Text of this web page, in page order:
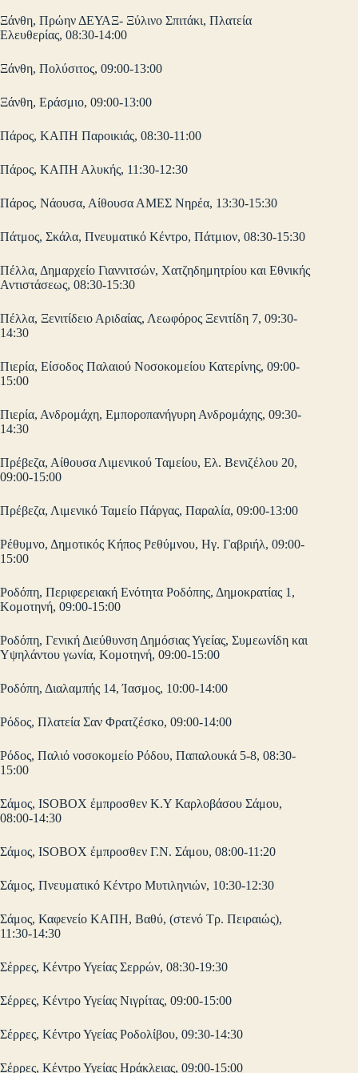
Ξάνθη, Πρώην ΔΕΥΑΞ- Ξύλινο Σπιτάκι, Πλατεία
Ελευθερίας, 08:30-14:00
Ξάνθη, Πολύσιτος, 09:00-13:00
Ξάνθη, Εράσμιο, 09:00-13:00
Πάρος, ΚΑΠΗ Παροικιάς, 08:30-11:00
Πάρος, ΚΑΠΗ Αλυκής, 11:30-12:30
Πάρος, Νάουσα, Αίθουσα ΑΜΕΣ Νηρέα, 13:30-15:30
Πάτμος, Σκάλα, Πνευματικό Κέντρο, Πάτμιον, 08:30-15:30
Πέλλα, Δημαρχείο Γιαννιτσών, Χατζηδημητρίου και Εθνικής
Αντιστάσεως, 08:30-15:30
Πέλλα, Ξενιτίδειο Αριδαίας, Λεωφόρος Ξενιτίδη 7, 09:30-
14:30
Πιερία, Είσοδος Παλαιού Νοσοκομείου Κατερίνης, 09:00-
15:00
Πιερία, Ανδρομάχη, Εμποροπανήγυρη Ανδρομάχης, 09:30-
14:30
Πρέβεζα, Αίθουσα Λιμενικού Ταμείου, Ελ. Βενιζέλου 20,
09:00-15:00
Πρέβεζα, Λιμενικό Ταμείο Πάργας, Παραλία, 09:00-13:00
Ρέθυμνο, Δημοτικός Κήπος Ρεθύμνου, Ηγ. Γαβριήλ, 09:00-
15:00
Ροδόπη, Περιφερειακή Ενότητα Ροδόπης, Δημοκρατίας 1,
Κομοτηνή, 09:00-15:00
Ροδόπη, Γενική Διεύθυνση Δημόσιας Υγείας, Συμεωνίδη και
Υψηλάντου γωνία, Κομοτηνή, 09:00-15:00
Ροδόπη, Διαλαμπής 14, Ίασμος, 10:00-14:00
Ρόδος, Πλατεία Σαν Φρατζέσκο, 09:00-14:00
Ρόδος, Παλιό νοσοκομείο Ρόδου, Παπαλουκά 5-8, 08:30-
15:00
Σάμος, ISOBOX έμπροσθεν Κ.Υ Καρλοβάσου Σάμου,
08:00-14:30
Σάμος, ISOBOX έμπροσθεν Γ.Ν. Σάμου, 08:00-11:20
Σάμος, Πνευματικό Κέντρο Μυτιληνιών, 10:30-12:30
Σάμος, Καφενείο ΚΑΠΗ, Βαθύ, (στενό Τρ. Πειραιώς),
11:30-14:30
Σέρρες, Κέντρο Υγείας Σερρών, 08:30-19:30
Σέρρες, Κέντρο Υγείας Νιγρίτας, 09:00-15:00
Σέρρες, Κέντρο Υγείας Ροδολίβου, 09:30-14:30
Σέρρες, Κέντρο Υγείας Ηράκλειας, 09:00-15:00